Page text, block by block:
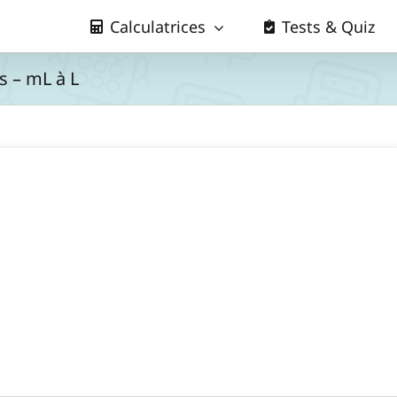
Calculatrices Tests & Quiz
– mL à L